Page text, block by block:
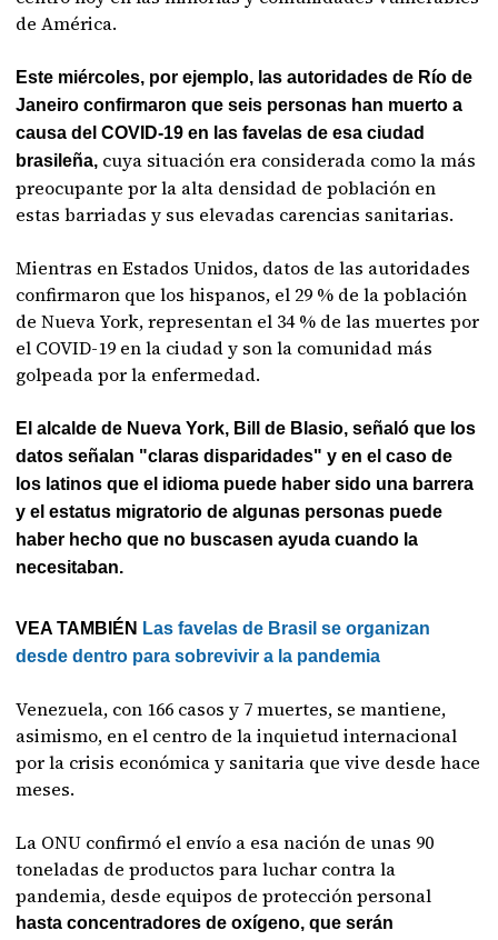
de América.
Este miércoles, por ejemplo, las autoridades de Río de
Janeiro confirmaron que seis personas han muerto a
causa del COVID-19 en las favelas de esa ciudad
brasileña, cuya situación era considerada como la más
preocupante por la alta densidad de población en
estas barriadas y sus elevadas carencias sanitarias.
Mientras en Estados Unidos, datos de las autoridades
confirmaron que los hispanos, el 29 % de la población
de Nueva York, representan el 34 % de las muertes por
el COVID-19 en la ciudad y son la comunidad más
golpeada por la enfermedad.
El alcalde de Nueva York, Bill de Blasio, señaló que los
datos señalan "claras disparidades" y en el caso de
los latinos que el idioma puede haber sido una barrera
y el estatus migratorio de algunas personas puede
haber hecho que no buscasen ayuda cuando la
necesitaban.
VEA TAMBIÉN Las favelas de Brasil se organizan
desde dentro para sobrevivir a la pandemia
Venezuela, con 166 casos y 7 muertes, se mantiene,
asimismo, en el centro de la inquietud internacional
por la crisis económica y sanitaria que vive desde hace
meses.
La ONU confirmó el envío a esa nación de unas 90
toneladas de productos para luchar contra la
pandemia, desde equipos de protección personal
hasta concentradores de oxígeno, que serán